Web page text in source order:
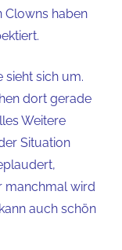
Clowns haben
sieht sich um.
dort gerade
Weitere
Situation
manchmal wird
auch schön